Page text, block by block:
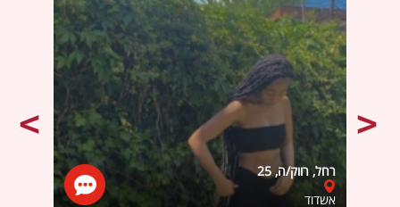
רחל, רווק/ה, 25
אשדוד